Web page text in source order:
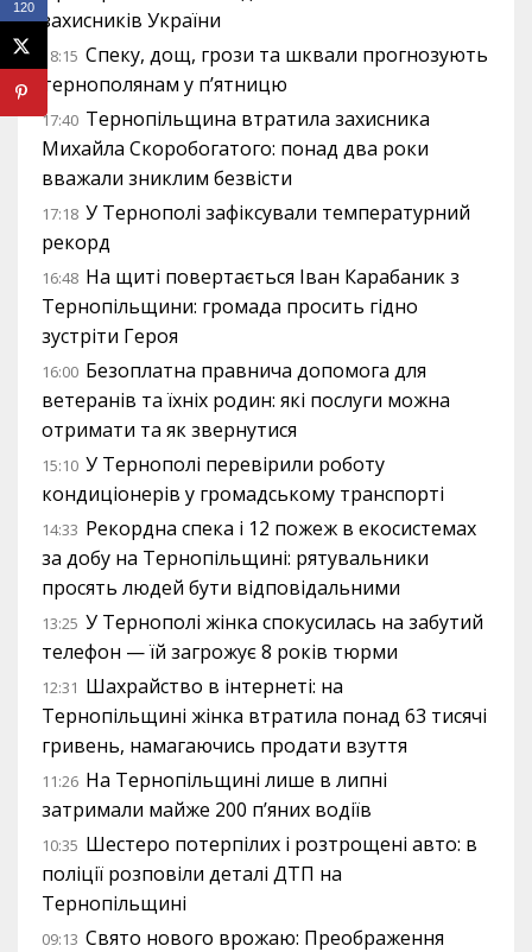
захисників України
18:15 Спеку, дощ, грози та шквали прогнозують
тернополянам у п’ятницю
17:40 Тернопільщина втратила захисника
Михайла Скоробогатого: понад два роки
вважали зниклим безвісти
17:18 У Тернополі зафіксували температурний
рекорд
16:48 На щиті повертається Іван Карабаник з
Тернопільщини: громада просить гідно
зустріти Героя
16:00 Безоплатна правнича допомога для
ветеранів та їхніх родин: які послуги можна
отримати та як звернутися
15:10 У Тернополі перевірили роботу
кондиціонерів у громадському транспорті
14:33 Рекордна спека і 12 пожеж в екосистемах
за добу на Тернопільщині: рятувальники
просять людей бути відповідальними
13:25 У Тернополі жінка спокусилась на забутий
телефон — їй загрожує 8 років тюрми
12:31 Шахрайство в інтернеті: на
Тернопільщині жінка втратила понад 63 тисячі
гривень, намагаючись продати взуття
11:26 На Тернопільщині лише в липні
затримали майже 200 п’яних водіїв
10:35 Шестеро потерпілих і розтрощені авто: в
поліції розповіли деталі ДТП на
Тернопільщині
09:13 Свято нового врожаю: Преображення
120